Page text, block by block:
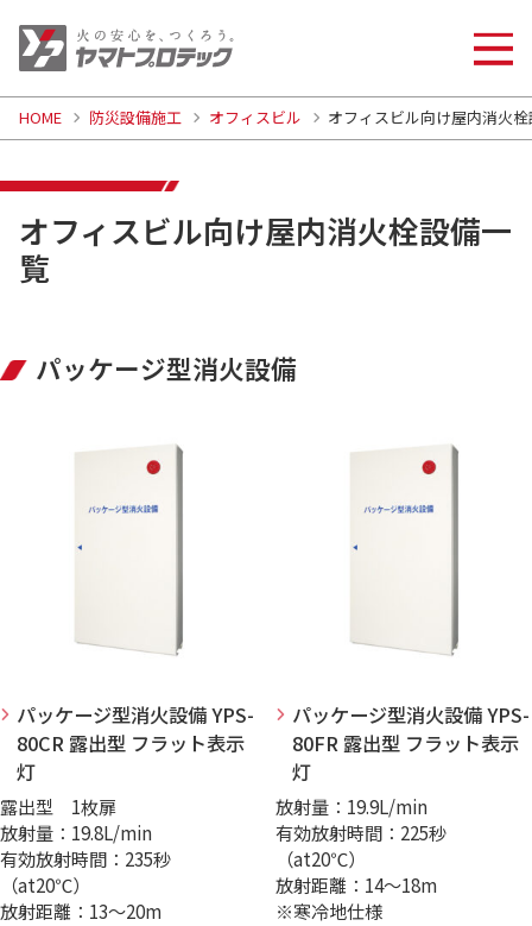
オフィスビル向け屋内消火栓設備一
覧
HOME 防災設備施工 オフィスビル オフィスビル向け屋内消火
パッケージ型消火設備
パッケージ型消火設備 YPS-
80CR 露出型 フラット表示
灯
露出型 1枚扉
放射量：19.8L/min
有効放射時間：235秒
（at20℃）
放射距離：13～20m
パッケージ型消火設備 YPS-
80FR 露出型 フラット表示
灯
放射量：19.9L/min
有効放射時間：225秒
（at20℃）
放射距離：14～18m
※寒冷地仕様